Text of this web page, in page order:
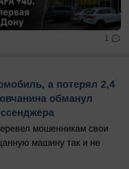
1
а потерял 2,4
обманул
мошенникам свои
машину так и не